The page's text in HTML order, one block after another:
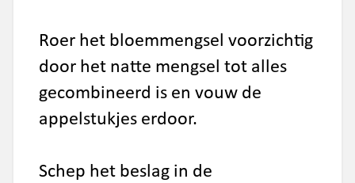
Roer het bloemmengsel voorzichtig
door het natte mengsel tot alles
gecombineerd is en vouw de
appelstukjes erdoor.
Schep het beslag in de